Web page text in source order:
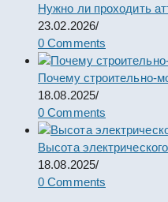
Нужно ли проходить
23.02.2026/
0 Comments
Почему строительно-
18.08.2025/
0 Comments
Высота
18.08.2025/
0 Comments